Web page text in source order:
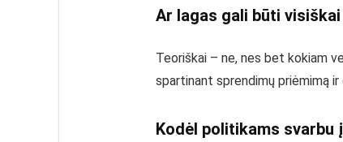
Ar lagas gali būti
Teoriškai – ne, nes bet kokiam
spartinant sprendimų priėmimą
Kodėl politikams svarbu